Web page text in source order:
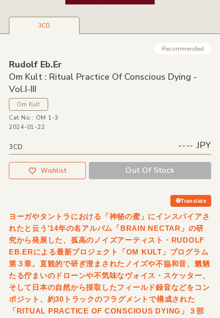
3CD
Recommended
Rudolf Eb.Er
Om Kult : Ritual Practice Of Conscious Dying -
Vol.I-III
Om Kult
Cat No.: OM 1-3
2024-01-22
3CD ---- JPY
Wishlist Out Of Stock
Translate
ヨーガやタントラにおける「神秘の蜜」にインスパイアさ
れたと云う'14年の名アルバム「BRAIN NECTAR」の研
究から発展した、孤高のノイズアーティスト・RUDOLF
EB.ERによる最新プロジェクト「OM KULT」プログラム
第３章。直観的で研ぎ澄まされたノイズや不協和音、魍魎
たる佇まいのドローンや不気味なヴォイス・スケッター、
そして日本の自然から採取したフィールド録音などをコン
ポジット、約30トラックのフラグメントで構成された
「RITUAL PRACTICE OF CONSCIOUS DYING」３部